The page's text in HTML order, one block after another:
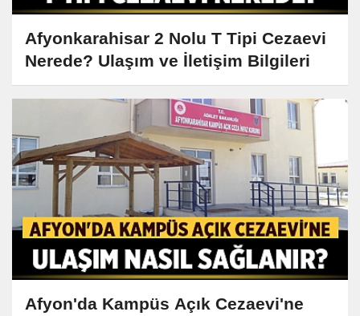
Afyonkarahisar 2 Nolu T Tipi Cezaevi
Nerede? Ulaşım ve İletişim Bilgileri
Afyon'da Kampüs Açık Cezaevi'ne